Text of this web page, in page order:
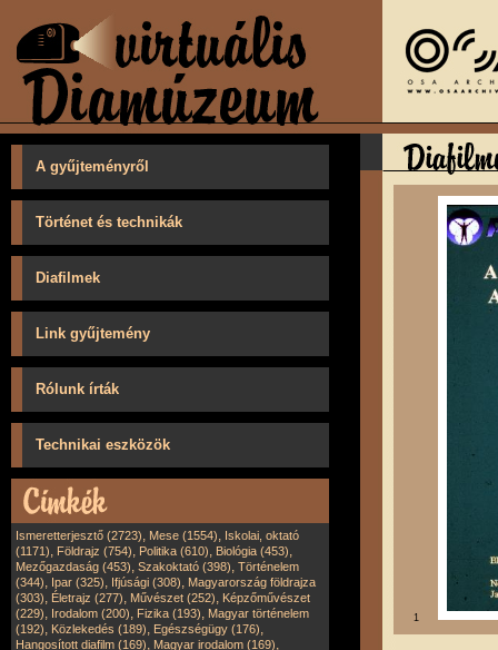
A gyűjteményről
Történet és technikák
Diafilmek
Link gyűjtemény
Rólunk írták
Technikai eszközök
Ismeretterjesztő (2723), Mese (1554), Iskolai, oktató
(1171), Földrajz (754), Politika (610), Biológia (453),
Mezőgazdaság (453), Szakoktató (398), Történelem
(344), Ipar (325), Ifjúsági (308), Magyarország földrajza
(303), Életrajz (277), Művészet (252), Képzőművészet
(229), Irodalom (200), Fizika (193), Magyar történelem
(192), Közlekedés (189), Egészségügy (176),
Hangosított diafilm (169), Magyar irodalom (169),
1